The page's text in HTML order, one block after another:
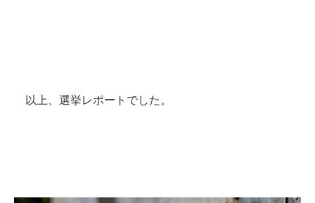
以上、選挙レポートでした。